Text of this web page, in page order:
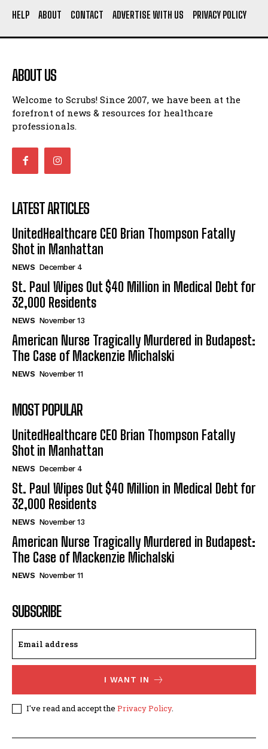
HELP ABOUT CONTACT ADVERTISE WITH US PRIVACY POLICY
ABOUT US
Welcome to Scrubs! Since 2007, we have been at the
forefront of news & resources for healthcare
professionals.
LATEST ARTICLES
UnitedHealthcare CEO Brian Thompson Fatally
Shot in Manhattan
NEWS December 4
St. Paul Wipes Out $40 Million in Medical Debt for
32,000 Residents
NEWS November 13
American Nurse Tragically Murdered in Budapest:
The Case of Mackenzie Michalski
NEWS November 11
MOST POPULAR
UnitedHealthcare CEO Brian Thompson Fatally
Shot in Manhattan
NEWS December 4
St. Paul Wipes Out $40 Million in Medical Debt for
32,000 Residents
NEWS November 13
American Nurse Tragically Murdered in Budapest:
The Case of Mackenzie Michalski
NEWS November 11
SUBSCRIBE
I WANT IN
I've read and accept the Privacy Policy.